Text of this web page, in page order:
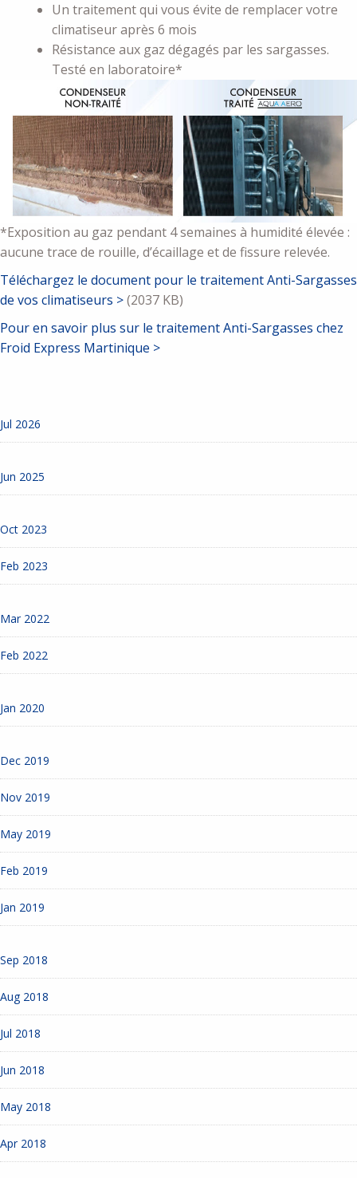
Un traitement qui vous évite de remplacer votre
climatiseur après 6 mois
Résistance aux gaz dégagés par les sargasses.
Testé en laboratoire*
*Exposition au gaz pendant 4 semaines à humidité élevée :
aucune trace de rouille, d’écaillage et de fissure relevée.
Téléchargez le document pour le traitement Anti-Sargasses
de vos climatiseurs >(2037 KB)
Pour en savoir plus sur le traitement Anti-Sargasses chez
Froid Express Martinique >
Jul 2026
Jun 2025
Oct 2023
Feb 2023
Mar 2022
Feb 2022
Jan 2020
Dec 2019
Nov 2019
May 2019
Feb 2019
Jan 2019
Sep 2018
Aug 2018
Jul 2018
Jun 2018
May 2018
Apr 2018